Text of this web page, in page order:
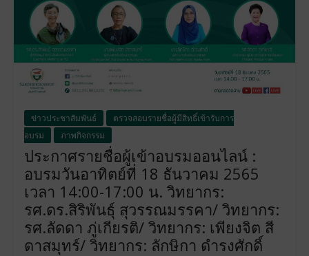
ข่าวประชาสัมพันธ์
ตรวจสอบรายชื่อผู้มีสิทธิ์เข้ารับการ
อบรม
ภาพกิจกรรม
ประกาศรายชื่อผู้เข้าอบรมออนไลน์ :
อบรมวันอาทิตย์ที่ 18 ธันวาคม 2565
เวลา 14:00-17:00 น. วิทยากร:
รศ.ดร.สิริพันธุ์ สุวรรณมรรคา/ วิทยากร:
รศ.ลัดดา ภู่เกียรติ/ วิทยากร: เพียงจิต สี
ดาสมุทร์/ วิทยากร: ลักษิกา ดำรงศักดิ์